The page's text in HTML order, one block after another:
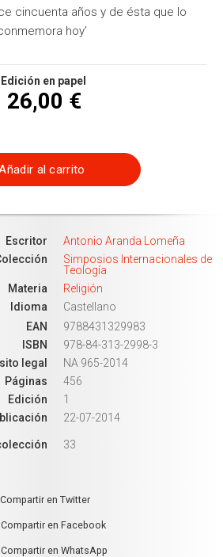
cincuenta años y de ésta que lo
hoy'
Edición en papel
26,00 €
al carrito
Escritor
Antonio Aranda Lomeña
Simposios Internacionales de
Teología
Materia
Religión
Idioma
Castellano
EAN
9788431329983
ISBN
978-84-313-2998-3
legal
NA 965-2014
Páginas
456
Edición
1
22-07-2014
33
Compartir en Twitter
Compartir en Facebook
Compartir en WhatsApp